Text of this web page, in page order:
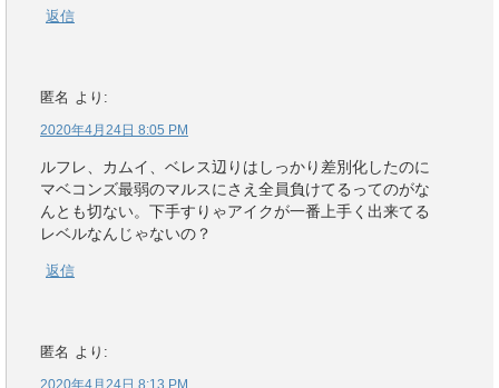
返信
匿名 より:
2020年4月24日 8:05 PM
ルフレ、カムイ、ベレス辺りはしっかり差別化したのに
マベコンズ最弱のマルスにさえ全員負けてるってのがな
んとも切ない。下手すりゃアイクが一番上手く出来てる
レベルなんじゃないの？
返信
匿名 より:
2020年4月24日 8:13 PM